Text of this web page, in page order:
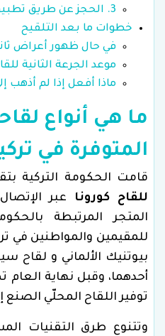
3. الحجز عن طريق تطبيق الموبايل e–Nabız
خطوات ما بعد التلقيح
في حال ظهور أعراض
موعد الجرعة الثانية
ماذا أفعل إذا لم أذهب
ما هي أنواع
المتوفرة في
قامت الحكومة التركية
للقاح كورونا
عبر
المتجر المرتبطة
للمقيمين والمواطنين في
بيوتنيك الألماني و لقاح
أحدهما، وقبل نهاية العام
توفير اللقاح المحلّي الصنع
وتتنوع طرق التقنيات